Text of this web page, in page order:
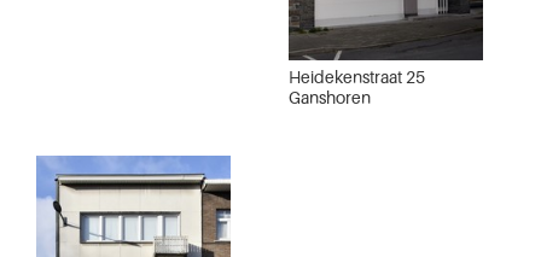
Heidekenstraat 25
Ganshoren